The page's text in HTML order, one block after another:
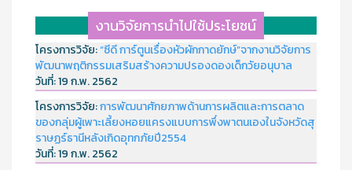
งานวิจัยการนำไปใช้ประโยชน์
โครงการวิจัย:“ซีดี การ์ตูนเรื่องหัวผักกาดยักษ์”จากงานวิจัยการ
พัฒนาพฤติกรรมเสริมสร้างความปรองดองเด็กวัยอนุบาล
วันที่:19 ก.พ. 2562
โครงการวิจัย:การพัฒนาศักยภาพด้านการผลิตและการตลาด
ของกลุ่มผู้เพาะเลี้ยงหอยแครงแบบการพึ่งพาตนเองในจังหวัดสุ
ราษฏร์ธานีหลังเกิดอุทกภัยปี2554
วันที่:19 ก.พ. 2562